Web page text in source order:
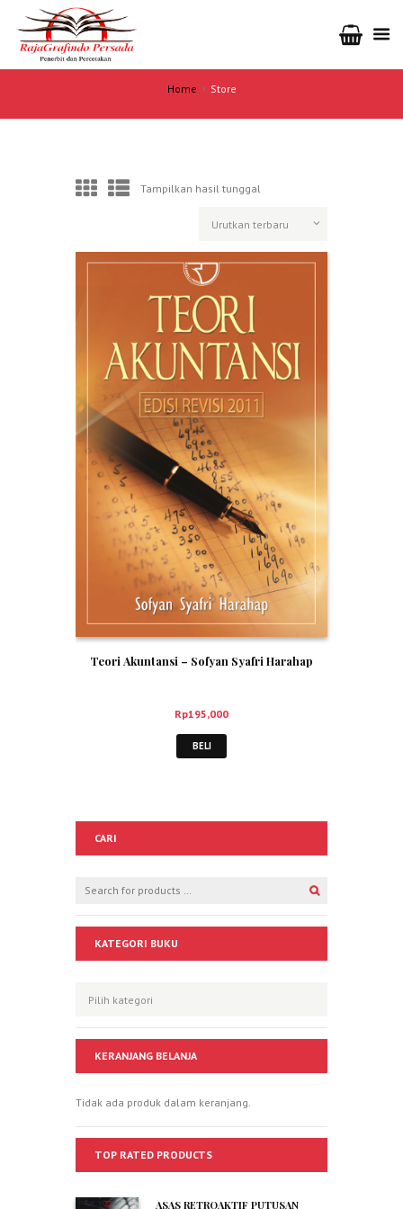
Home Store
Tampilkan hasil tunggal
Teori Akuntansi – Sofyan Syafri Harahap
Rp195,000
BELI
CARI
KATEGORI BUKU
KERANJANG BELANJA
Tidak ada produk dalam keranjang.
TOP RATED PRODUCTS
ASAS RETROAKTIF PUTUSAN